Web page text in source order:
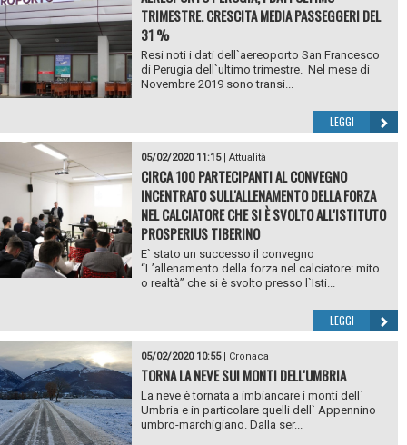
TRIMESTRE. CRESCITA MEDIA PASSEGGERI DEL
31 %
Resi noti i dati dell`aereoporto San Francesco
di Perugia dell`ultimo trimestre. Nel mese di
Novembre 2019 sono transi...
LEGGI
05/02/2020 11:15| Attualità
CIRCA 100 PARTECIPANTI AL CONVEGNO
INCENTRATO SULL'ALLENAMENTO DELLA FORZA
NEL CALCIATORE CHE SI È SVOLTO ALL'ISTITUTO
PROSPERIUS TIBERINO
E` stato un successo il convegno
“L’allenamento della forza nel calciatore: mito
o realtà” che si è svolto presso l`Isti...
LEGGI
05/02/2020 10:55| Cronaca
TORNA LA NEVE SUI MONTI DELL'UMBRIA
La neve è tornata a imbiancare i monti dell`
Umbria e in particolare quelli dell` Appennino
umbro-marchigiano. Dalla ser...